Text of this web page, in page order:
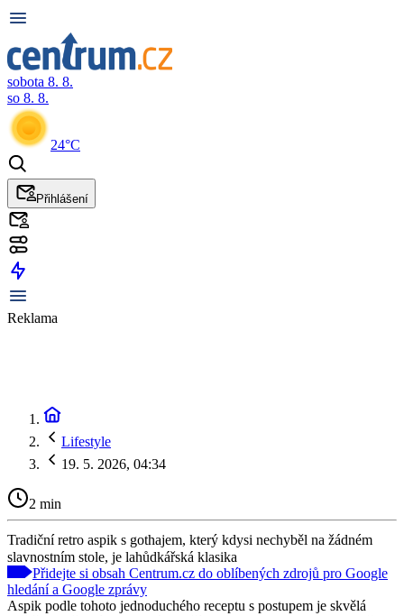
sobota 8. 8.
so 8. 8.
24°C
Přihlášení
Reklama
Lifestyle
19. 5. 2026, 04:34
2 min
Tradiční retro aspik s gothajem, který kdysi nechyběl na žádném
slavnostním stole, je lahůdkářská klasika
Přidejte si obsah Centrum.cz do oblíbených zdrojů pro Google
hledání a Google zprávy
Aspik podle tohoto jednoduchého receptu s postupem je skvělá